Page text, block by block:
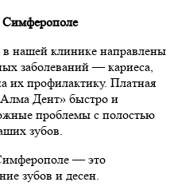
Симферополе
нашей клинике направлены
заболеваний — кариеса,
их профилактику. Платная
Дент» быстро и
проблемы с полостью
зубов.
— это
зубов и десен.